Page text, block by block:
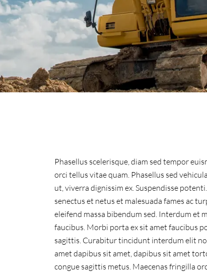
Phasellus scelerisque, diam sed tempor
orci tellus vitae quam. Phasellus sed
ut, viverra dignissim ex. Suspendisse
senectus et netus et malesuada fames ac
eleifend massa bibendum sed. Interdum et
faucibus. Morbi porta ex sit amet faucibus
sagittis. Curabitur tincidunt interdum elit
amet dapibus sit amet, dapibus sit amet
congue sagittis metus. Maecenas fringilla